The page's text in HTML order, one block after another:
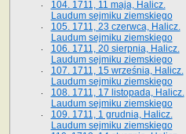
104. 1711, 11 maja, Halicz.
Laudum sejmiku ziemskiego
105. 1711, 23 czerwca, Halicz.
Laudum sejmiku ziemskiego
106. 1711, 20 sierpnia, Halicz.
Laudum sejmiku ziemskiego
107. 1711, 15 września, Halicz.
Laudum sejmiku ziemskiego
108. 1711, 17 listopada, Halicz.
Laudum sejmiku ziemskiego
109. 1711, 1 grudnia, Halicz.
Laudum sejmiku ziemskiego